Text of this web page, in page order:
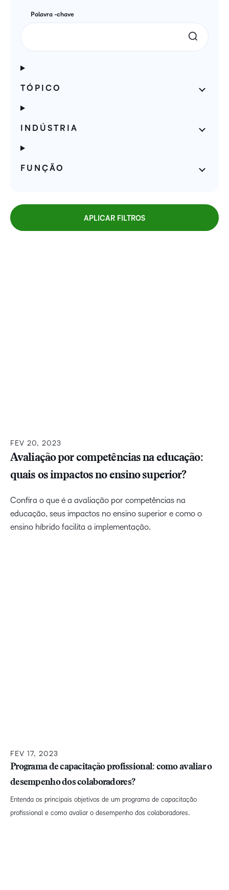
Palavra -chave
TÓPICO
INDÚSTRIA
FUNÇÃO
APLICAR FILTROS
FEV 20, 2023
Avaliação por competências na educação:
quais os impactos no ensino superior?
Confira o que é a avaliação por competências na
educação, seus impactos no ensino superior e como o
ensino híbrido facilita a implementação.
FEV 17, 2023
Programa de capacitação profissional: como avaliar o
desempenho dos colaboradores?
Entenda os principais objetivos de um programa de capacitação
profissional e como avaliar o desempenho dos colaboradores.